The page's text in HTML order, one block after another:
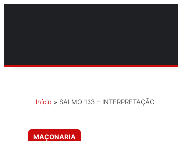
Início » SALMO 133 – INTERPRETAÇÃO
MAÇONARIA